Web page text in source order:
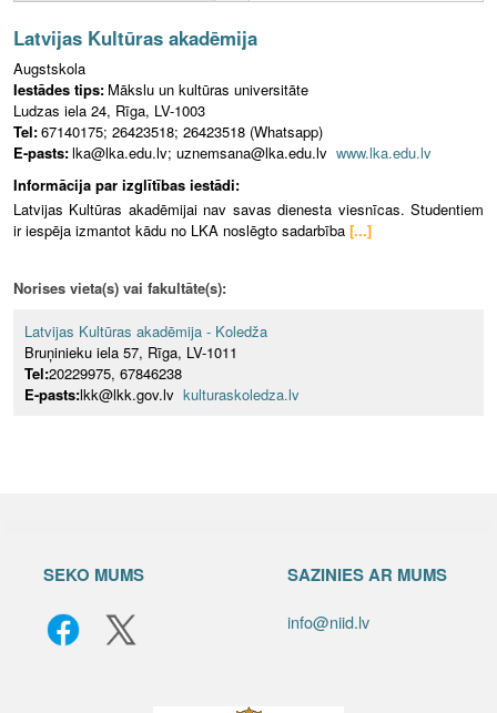
Latvijas Kultūras akadēmija
Augstskola
Iestādes tips: Mākslu un kultūras universitāte
Ludzas iela 24, Rīga, LV-1003
Tel:67140175; 26423518; 26423518 (Whatsapp)
E-pasts:lka@lka.edu.lv; uznemsana@lka.edu.lv www.lka.edu.lv
Informācija par izglītības iestādi:
Latvijas Kultūras akadēmijai nav savas dienesta viesnīcas. Studentiem
ir iespēja izmantot kādu no LKA noslēgto sadarbība [...]
Norises vieta(s) vai fakultāte(s):
Latvijas Kultūras akadēmija - Koledža
Bruņinieku iela 57, Rīga, LV-1011
Tel:20229975, 67846238
E-pasts:lkk@lkk.gov.lv kulturaskoledza.lv
SEKO MUMS SAZINIES AR MUMS
info@niid.lv